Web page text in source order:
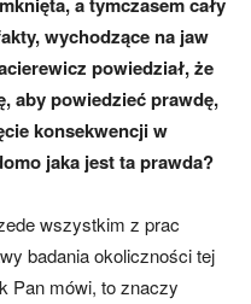
a tymczasem cały
wychodzące na jaw
powiedział, że
aby powiedzieć prawdę,
konsekwencji w
jaka jest ta prawda?
wszystkim z prac
badania okoliczności tej
Pan mówi, to znaczy